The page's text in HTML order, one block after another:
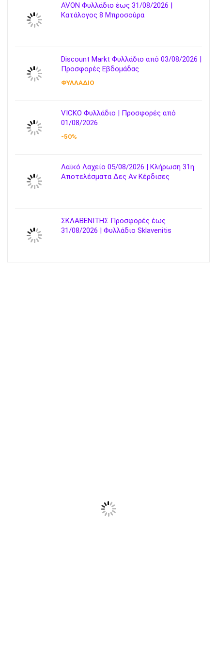
AVON Φυλλάδιο έως 31/08/2026 |
Κατάλογος 8 Μπροσούρα
Discount Markt Φυλλάδιο από 03/08/2026 |
Προσφορές Εβδομάδας
ΦΥΛΛΑΔΙΟ
VICKO Φυλλάδιο | Προσφορές από
01/08/2026
-50%
Λαϊκό Λαχείο 05/08/2026 | Κλήρωση 31η
Αποτελέσματα Δες Αν Κέρδισες
ΣΚΛΑΒΕΝΙΤΗΣ Προσφορές έως
31/08/2026 | Φυλλάδιο Sklavenitis